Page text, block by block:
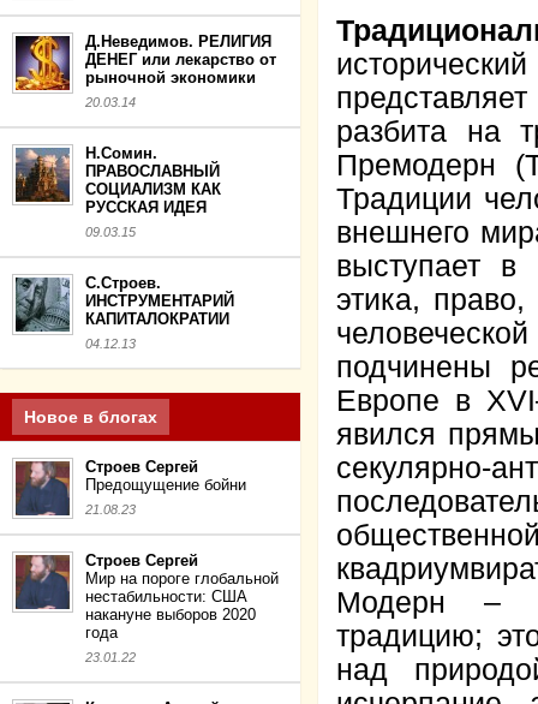
Д.Неведимов. РЕЛИГИЯ
ДЕНЕГ или лекарство от
рыночной экономики
20.03.14
Н.Сомин.
ПРАВОСЛАВНЫЙ
СОЦИАЛИЗМ КАК
РУССКАЯ ИДЕЯ
09.03.15
С.Строев.
ИНСТРУМЕНТАРИЙ
КАПИТАЛОКРАТИИ
04.12.13
Новое в блогах
Строев Сергей
Предощущение бойни
21.08.23
Строев Сергей
Мир на пороге глобальной
нестабильности: США
накануне выборов 2020
года
23.01.22
разбита на
Премодерн
Традиции
внешнего
выступает в
этика,
подчинены
Европе в
явился
Модерн –
традицию;
над